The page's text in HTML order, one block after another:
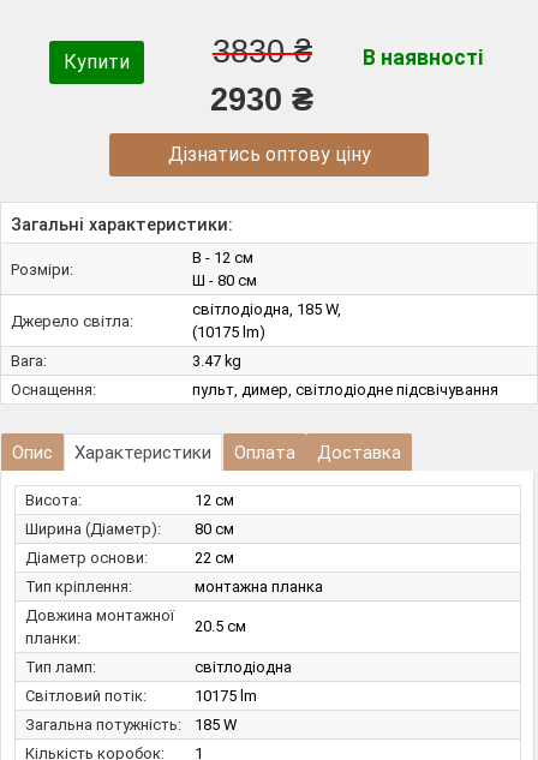
Купити
3830 ₴
2930 ₴
В наявності
Дізнатись оптову ціну
Загальні характеристики:
Розміри:
В - 12 см
Ш - 80 см
Джерело світла:
світлодіодна, 185 W,
(10175 lm)
Вага:
3.47 kg
Оснащення:
пульт, димер, світлодіодне підсвічування
Опис Характеристики Оплата Доставка
Висота:
12 см
Ширина (Діаметр):
80 см
Діаметр основи:
22 см
Тип кріплення:
монтажна планка
Довжина монтажної
планки:
20.5 см
Тип ламп:
світлодіодна
Світловий потік:
10175 lm
Загальна потужність:
185 W
Кількість коробок:
1